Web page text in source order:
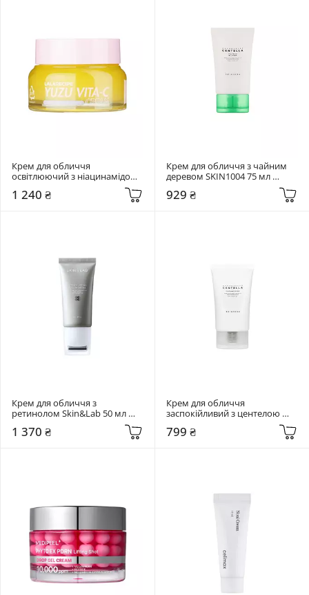
Крем для обличчя
освітлюючий з ніацинамідом
Lalarecipe 50 мл Yuzu vita C
1 240 ₴
Крем для обличчя з чайним
деревом SKIN1004 75 мл
Madagascar Centella Tea-Trica
B5 Cream
929 ₴
Крем для обличчя з
ретинолом Skin&Lab 50 мл
1 370 ₴
Крем для обличчя
заспокійливий з центелою
SKIN1004 75 мл Madagascar
Centella Soothing Cream
799 ₴